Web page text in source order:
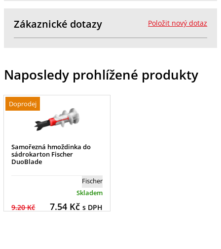
Položit nový dotaz
Zákaznické dotazy
Naposledy prohlížené produkty
Doprodej
Samořezná hmoždinka do
sádrokarton Fischer
DuoBlade
Fischer
Skladem
9.20 Kč 7.54Kč s DPH